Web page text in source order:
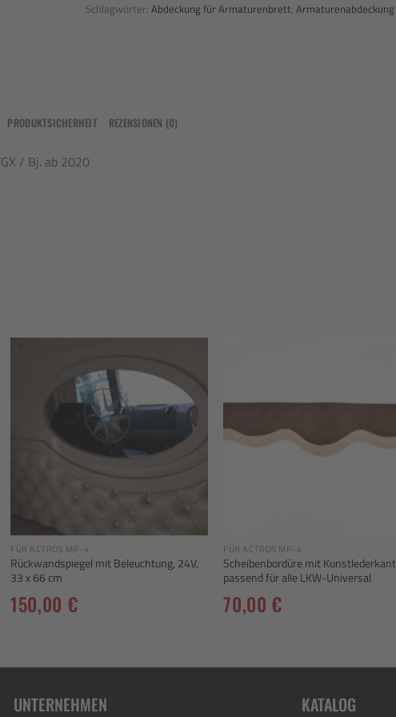
Schlagwörter: Abdeckung für Armaturenbrett, Armaturenabdeckung
PRODUKTSICHERHEIT REZENSIONEN (0)
/ Bj. ab 2020
Add to
wishlist
FÜR ACTROS MP-4
Rückwandspiegel mit Beleuchtung, 24V,
33 x 66 cm
150,00 €
FÜR ACTROS MP-4
Scheibenbordüre mit
passend für alle LKW-Universal
70,00€
UNTERNEHMEN KATALOG